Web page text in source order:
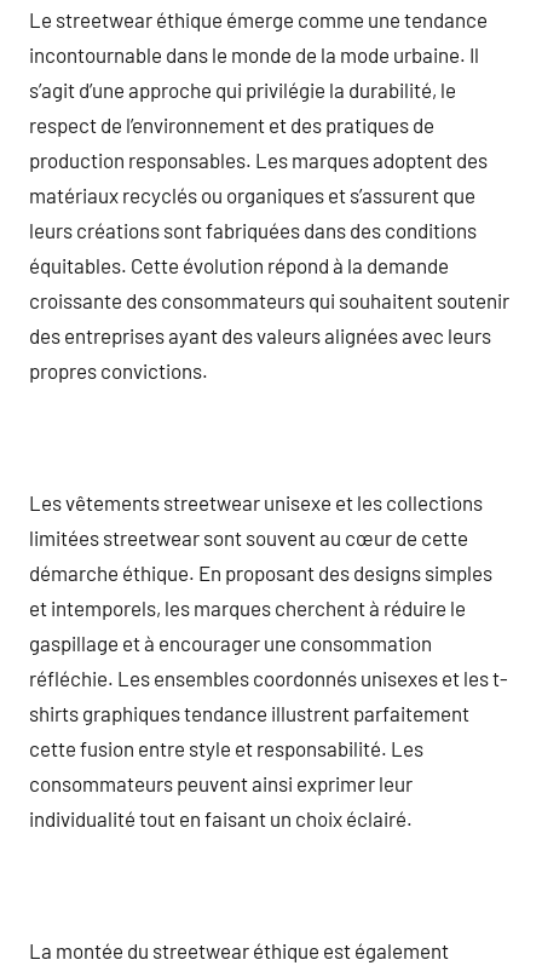
Le streetwear éthique émerge comme une tendance
incontournable dans le monde de la mode urbaine. Il
s’agit d’une approche qui privilégie la durabilité, le
respect de l’environnement et des pratiques de
production responsables. Les marques adoptent des
matériaux recyclés ou organiques et s’assurent que
leurs créations sont fabriquées dans des conditions
équitables. Cette évolution répond à la demande
croissante des consommateurs qui souhaitent soutenir
des entreprises ayant des valeurs alignées avec leurs
propres convictions.
Les vêtements streetwear unisexe et les collections
limitées streetwear sont souvent au cœur de cette
démarche éthique. En proposant des designs simples
et intemporels, les marques cherchent à réduire le
gaspillage et à encourager une consommation
réfléchie. Les ensembles coordonnés unisexes et les t-
shirts graphiques tendance illustrent parfaitement
cette fusion entre style et responsabilité. Les
consommateurs peuvent ainsi exprimer leur
individualité tout en faisant un choix éclairé.
La montée du streetwear éthique est également